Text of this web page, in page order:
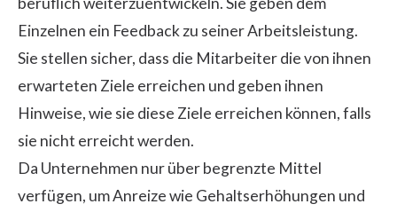
Einzelnen ein Feedback zu seiner Arbeitsleistung.
Sie stellen sicher, dass die Mitarbeiter die von ihnen
erwarteten Ziele erreichen und geben ihnen
Hinweise, wie sie diese Ziele erreichen können, falls
sie nicht erreicht werden.
Da Unternehmen nur über begrenzte Mittel
verfügen, um Anreize wie Gehaltserhöhungen und